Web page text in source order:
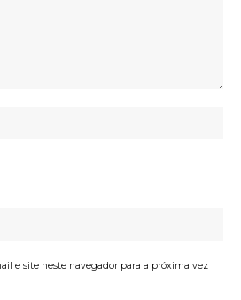
e site neste navegador para a próxima vez